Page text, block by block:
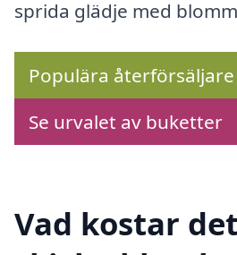
sprida glädje med
Populära återförsäljare
Se urvalet av buketter
Vad kostar